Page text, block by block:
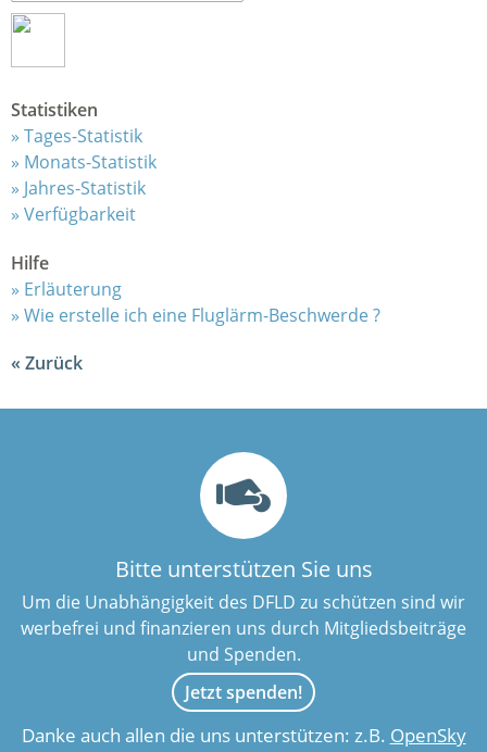
Statistiken
Tages-Statistik
Monats-Statistik
Jahres-Statistik
Verfügbarkeit
Hilfe
Erläuterung
Wie erstelle ich eine Fluglärm-Beschwerde ?
Zurück
Bitte unterstützen Sie uns
Um die Unabhängigkeit des DFLD zu schützen sind wir
werbefrei und finanzieren uns durch Mitgliedsbeiträge
und Spenden.
Jetzt spenden!
Danke auch allen die uns unterstützen: z.B. OpenSky